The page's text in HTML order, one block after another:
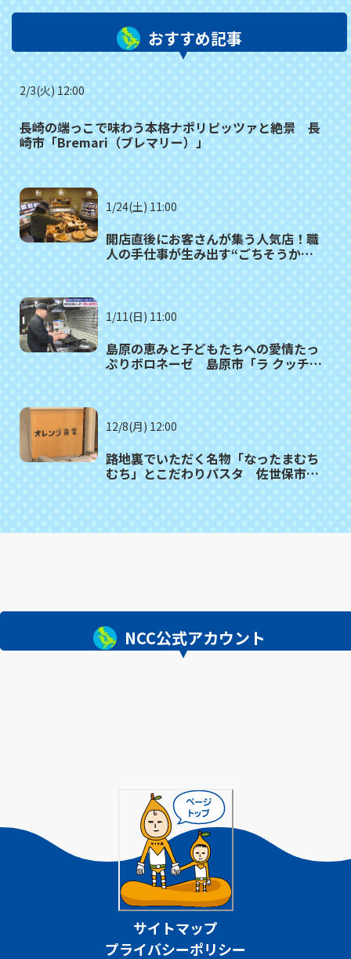
おすすめ記事
2/3(火) 12:00
長崎の端っこで味わう本格ナポリピッツァと絶景 長
崎市「Bremari（ブレマリー）」
1/24(土) 11:00
開店直後にお客さんが集う人気店！職
人の手仕事が生み出す“ごちそうかん
1/11(日) 11:00
島原の恵みと子どもたちへの愛情たっ
ぷりボロネーゼ 島原市「ラ クッチー
12/8(月) 12:00
路地裏でいただく名物「なったまむち
むち」とこだわりパスタ 佐世保市
NCC公式アカウント
サイトマップ
プライバシーポリシー